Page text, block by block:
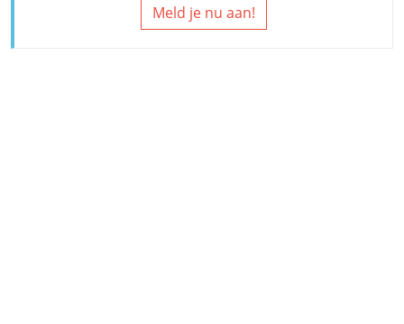
Meld je nu aan!